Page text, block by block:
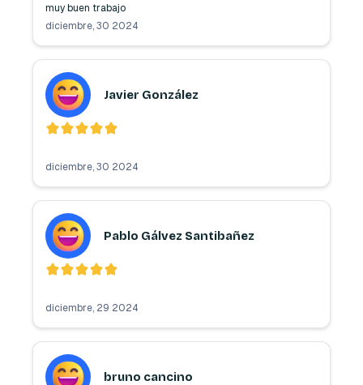
muy buen trabajo
diciembre, 30 2024
Javier González
diciembre, 30 2024
Pablo Gálvez Santibañez
diciembre, 29 2024
bruno cancino